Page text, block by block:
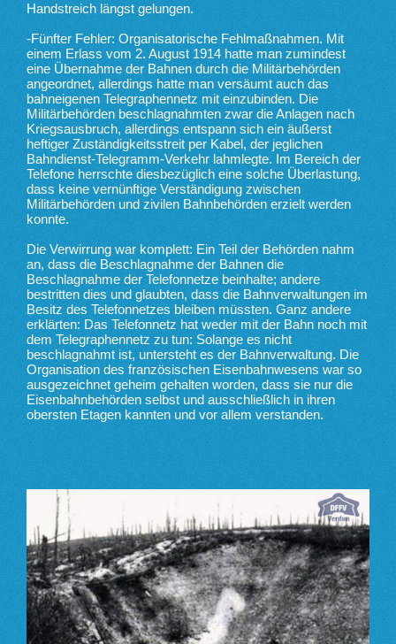
Handstreich längst gelungen.
-Fünfter Fehler: Organisatorische Fehlmaßnahmen. Mit
einem Erlass vom 2. August 1914 hatte man zumindest
eine Übernahme der Bahnen durch die Militärbehörden
angeordnet, allerdings hatte man versäumt auch das
bahneigenen Telegraphennetz mit einzubinden. Die
Militärbehörden beschlagnahmten zwar die Anlagen nach
Kriegsausbruch, allerdings entspann sich ein äußerst
heftiger Zuständigkeitsstreit per Kabel, der jeglichen
Bahndienst-Telegramm-Verkehr lahmlegte. Im Bereich der
Telefone herrschte diesbezüglich eine solche Überlastung,
dass keine vernünftige Verständigung zwischen
Militärbehörden und zivilen Bahnbehörden erzielt werden
konnte.
Die Verwirrung war komplett: Ein Teil der Behörden nahm
an, dass die Beschlagnahme der Bahnen die
Beschlagnahme der Telefonnetze beinhalte; andere
bestritten dies und glaubten, dass die Bahnverwaltungen im
Besitz des Telefonnetzes bleiben müssten. Ganz andere
erklärten: Das Telefonnetz hat weder mit der Bahn noch mit
dem Telegraphennetz zu tun: Solange es nicht
beschlagnahmt ist, untersteht es der Bahnverwaltung. Die
Organisation des französischen Eisenbahnwesens war so
ausgezeichnet geheim gehalten worden, dass sie nur die
Eisenbahnbehörden selbst und ausschließlich in ihren
obersten Etagen kannten und vor allem verstanden.